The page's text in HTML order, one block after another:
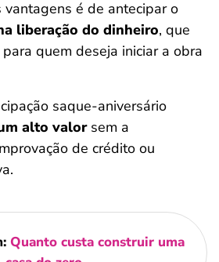
vantagens é de antecipar o
liberação do dinheiro, que
quem deseja iniciar a obra
saque-aniversário
alto valor sem a
de crédito ou
Quanto custa construir uma